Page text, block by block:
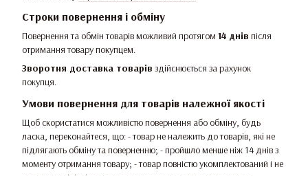
Строки повернення і обміну
Повернення та обмін товарів можливий протягом 14 днів після
отримання товару покупцем.
Зворотня доставка товарів здійснюється за рахунок
покупця.
Умови повернення для товарів належної якості
Щоб скористатися можливістю повернення або обміну, будь
ласка, переконайтеся, що: - товар не належить до товарів, які не
підлягають обміну та поверненню; - пройшло менше ніж 14 днів з
моменту отримання товару; - товар повністю укомплектований і не